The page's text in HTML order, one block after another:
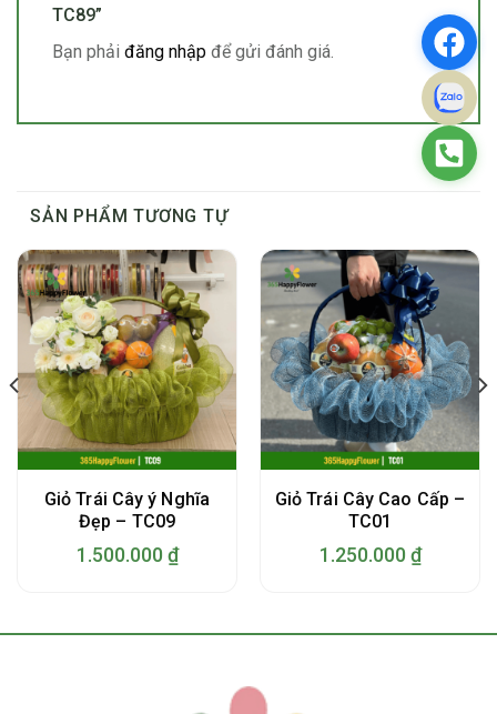
TC89”
Bạn phải đăng nhập để gửi đánh giá.
SẢN PHẨM TƯƠNG TỰ
Giỏ Trái Cây ý Nghĩa
Đẹp – TC09
1.500.000 ₫
Giỏ Trái Cây Cao Cấp –
TC01
1.250.000 ₫